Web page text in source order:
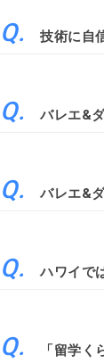
技術に自
バレエ&
バレエ&
ハワイで
「留学